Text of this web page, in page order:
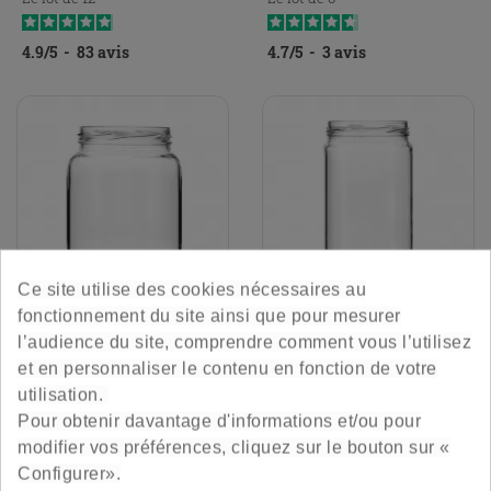
4.9/5 - 83 avis 4.7/5 - 3 avis
Pot Forme Basse 70 Cl -
To82
Rond et mignon
Prix
7,80 €
Le lot de 6
Pot Cylindrique 70 Cl - To82
solide
Prix
7,80 €
Ce site utilise des cookies nécessaires au
fonctionnement du site ainsi que pour mesurer
l’audience du site, comprendre comment vous l’utilisez
et en personnaliser le contenu en fonction de votre
utilisation.
Pour obtenir davantage d'informations et/ou pour
modifier vos préférences, cliquez sur le bouton sur «
Configurer».